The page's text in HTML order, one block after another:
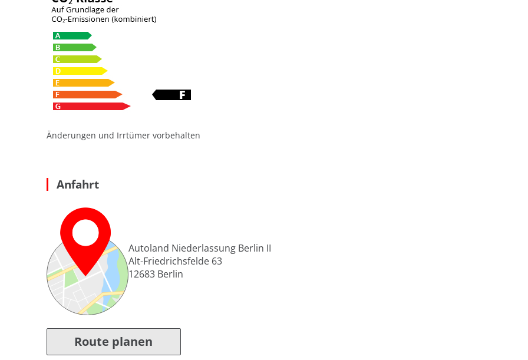
Änderungen und Irrtümer vorbehalten
Anfahrt
Autoland Niederlassung Berlin II
Alt-Friedrichsfelde 63
12683 Berlin
Route planen